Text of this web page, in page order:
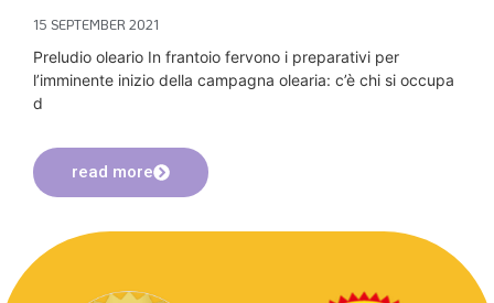
15 SEPTEMBER 2021
Preludio oleario In frantoio fervono i preparativi per
l’imminente inizio della campagna olearia: c’è chi si occupa
d
read more